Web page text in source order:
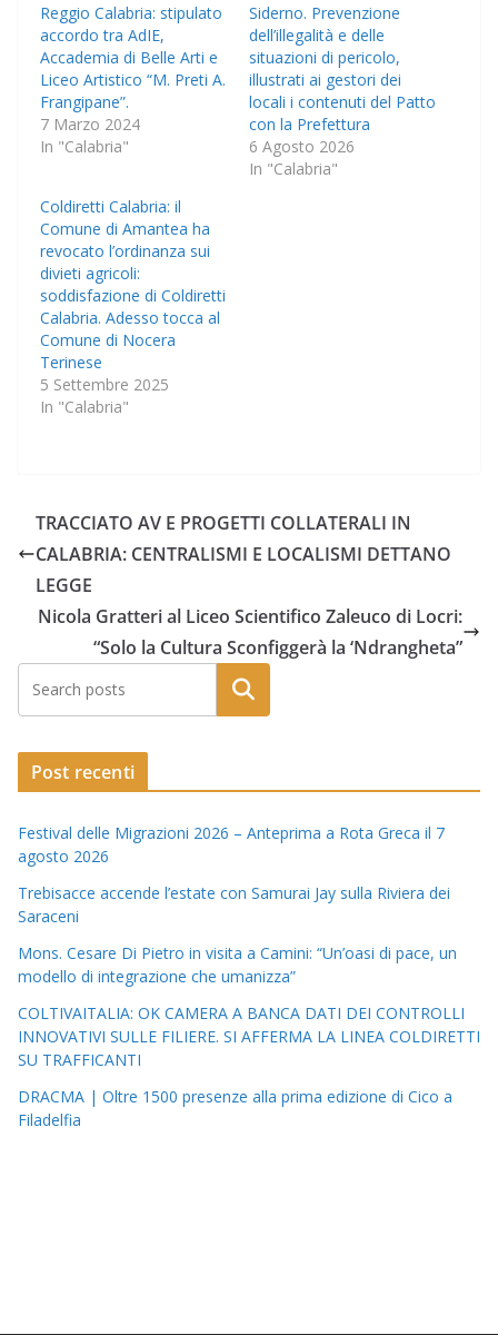
Reggio Calabria: stipulato
accordo tra AdIE,
Accademia di Belle Arti e
Liceo Artistico “M. Preti A.
Frangipane”.
7 Marzo 2024
In "Calabria"
Siderno. Prevenzione
dell’illegalità e delle
situazioni di pericolo,
illustrati ai gestori dei
locali i contenuti del Patto
con la Prefettura
6 Agosto 2026
In "Calabria"
Coldiretti Calabria: il
Comune di Amantea ha
revocato l’ordinanza sui
divieti agricoli:
soddisfazione di Coldiretti
Calabria. Adesso tocca al
Comune di Nocera
Terinese
5 Settembre 2025
In "Calabria"
TRACCIATO AV E PROGETTI COLLATERALI IN
CALABRIA: CENTRALISMI E LOCALISMI DETTANO
LEGGE
Nicola Gratteri al Liceo Scientifico Zaleuco di Locri:
“Solo la Cultura Sconfiggerà la ‘Ndrangheta”
Post recenti
Festival delle Migrazioni 2026 – Anteprima a Rota Greca il 7
agosto 2026
Trebisacce accende l’estate con Samurai Jay sulla Riviera dei
Saraceni
Mons. Cesare Di Pietro in visita a Camini: “Un’oasi di pace, un
modello di integrazione che umanizza”
COLTIVAITALIA: OK CAMERA A BANCA DATI DEI CONTROLLI
INNOVATIVI SULLE FILIERE. SI AFFERMA LA LINEA COLDIRETTI
SU TRAFFICANTI
DRACMA | Oltre 1500 presenze alla prima edizione di Cico a
Filadelfia